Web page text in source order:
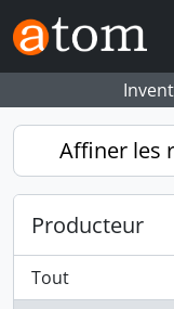
Skip to main content
Affiner les
Producteur
Tout